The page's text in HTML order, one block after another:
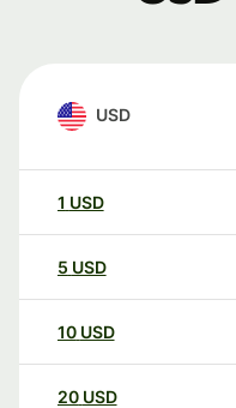
USD
1 USD
5 USD
10 USD
20 USD